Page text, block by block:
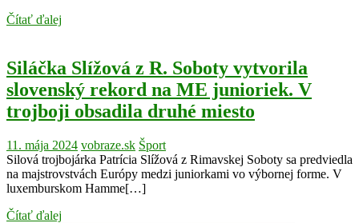
Čítať ďalej
Siláčka Slížová z R. Soboty vytvorila
slovenský rekord na ME junioriek. V
trojboji obsadila druhé miesto
11. mája 2024 vobraze.sk Šport
Silová trojbojárka Patrícia Slížová z Rimavskej Soboty sa predviedla
na majstrovstvách Európy medzi juniorkami vo výbornej forme. V
luxemburskom Hamme[…]
Čítať ďalej